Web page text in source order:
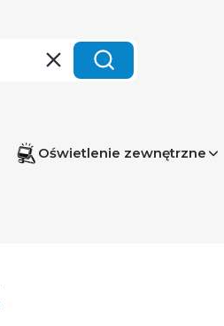
WyczyśćSzukaj
Oświetlenie zewnętrzne